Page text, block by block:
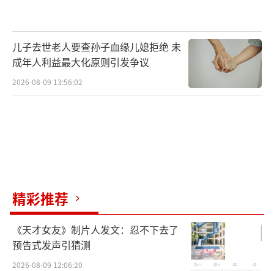
在正忙着作战。我们更需要它们在战场上，而
不是在红场上。”
俄《导报》等媒体称，今年红场胜利日阅
袭击，俄全面加强安保措施，严阵以待。俄总
统新闻秘书佩斯科夫7日表示，俄方已为普京的
安全及胜利日活动提升安保防护，并在全国同
步加强安全防控措施。俄特种部门在活动前夕
儿子去世老人要查孙子血缘儿媳拒绝 未
成年人利益最大化原则引发争议
2026-08-09 13:56:02
精彩推荐
《天才女友》制片人发文：忍不下去了
预告式发声引猜测
2026-08-09 12:06:20